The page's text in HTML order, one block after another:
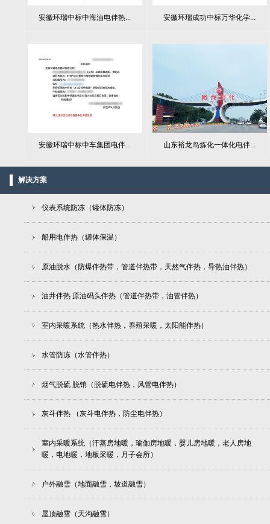
安徽环瑞中标中海油电伴热... 安徽环瑞成功中标万华化学...
安徽环瑞中标中车集团电伴... 山东裕龙岛炼化一体化电伴...
解决方案
仪表系统防冻（罐体防冻）
船用电伴热（罐体保温）
原油脱水（防爆伴热带，管道伴热带，天然气伴热，导热油伴热）
油井伴热 原油码头伴热（管道伴热带，油管伴热）
室内采暖系统（热水伴热，养殖采暖，太阳能伴热）
水管防冻（水管伴热）
烟气脱硫 脱销（脱硫电伴热，风管电伴热）
灰斗伴热 （灰斗电伴热，防尘电伴热）
室内采暖系统（汗蒸房地暖，瑜伽房地暖，婴儿房地暖，老人房地
暖，电地暖，地板采暖，月子会所）
户外融雪（地面融雪，坡道融雪）
屋顶融雪（天沟融雪）